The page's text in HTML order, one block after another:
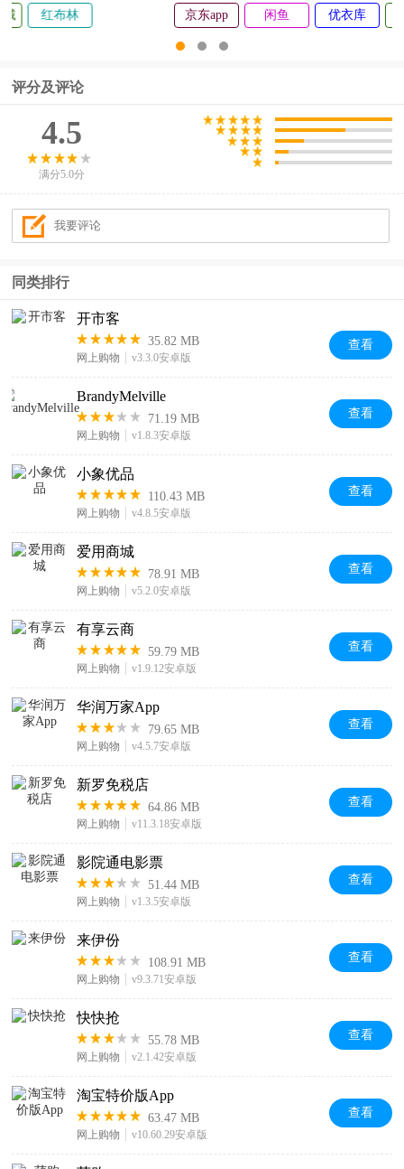
李宁app 创客云商商城 红布林
评分及评论
4.5
满分5.0分
同类排行
开市客
35.82 MB
网上购物 v3.3.0安卓版
查看
BrandyMelville
71.19 MB
网上购物 v1.8.3安卓版
查看
小象优品
110.43 MB
网上购物 v4.8.5安卓版
查看
爱用商城
78.91 MB
网上购物 v5.2.0安卓版
查看
有享云商
59.79 MB
网上购物 v1.9.12安卓版
查看
华润万家App
79.65 MB
网上购物 v4.5.7安卓版
查看
新罗免税店
64.86 MB
网上购物 v11.3.18安卓版
查看
影院通电影票
51.44 MB
网上购物 v1.3.5安卓版
查看
来伊份
108.91 MB
网上购物 v9.3.71安卓版
查看
快快抢
55.78 MB
网上购物 v2.1.42安卓版
查看
淘宝特价版App
63.47 MB
网上购物 v10.60.29安卓版
查看